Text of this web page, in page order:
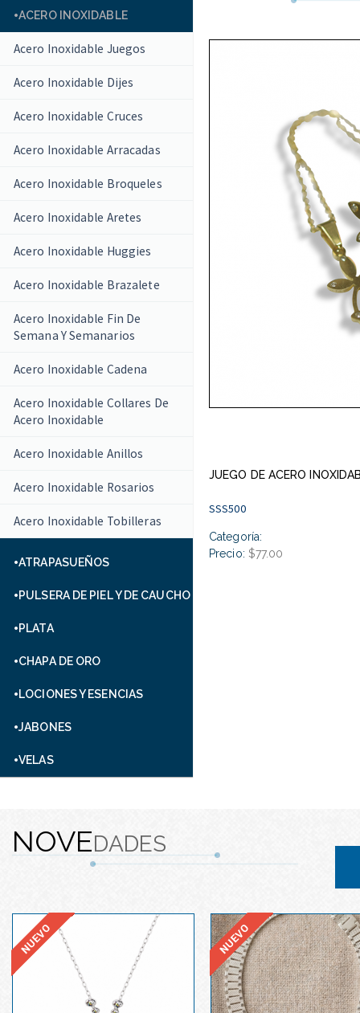
ACERO INOXIDABLE
Acero Inoxidable Juegos
Acero Inoxidable Dijes
Acero Inoxidable Cruces
Acero Inoxidable Arracadas
Acero Inoxidable Broqueles
Acero Inoxidable Aretes
Acero Inoxidable Huggies
Acero Inoxidable Brazalete
Acero Inoxidable Fin De
Semana Y Semanarios
Acero Inoxidable Cadena
Acero Inoxidable Collares De
Acero Inoxidable
Acero Inoxidable Anillos
Acero Inoxidable Rosarios
Acero Inoxidable Tobilleras
ATRAPASUEÑOS
PULSERA DE PIEL Y DE CAUCHO
PLATA
CHAPA DE ORO
LOCIONES Y ESENCIAS
JABONES
VELAS
JUEGO DE ACERO
SSS500
Categoría:
Precio: $77.00
NOVEDADES